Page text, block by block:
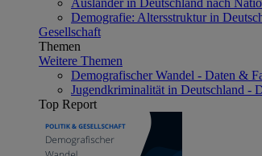
Demografie: Altersstruktur in
Gesellschaft
Themen
Weitere Themen
Demografischer Wandel - Daten &
Jugendkriminalität in Deutschland -
Top Report